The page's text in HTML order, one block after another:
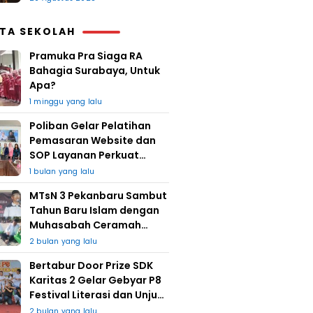
SEKOLAH
Pramuka Pra Siaga RA
Bahagia Surabaya, Untuk
Apa?
1 minggu yang lalu
Poliban Gelar Pelatihan
Pemasaran Website dan
SOP Layanan Perkuat
UMKM Berkat Guru Kapuh
1 bulan yang lalu
MTsN 3 Pekanbaru Sambut
Tahun Baru Islam dengan
Muhasabah Ceramah
Agama
2 bulan yang lalu
Bertabur Door Prize SDK
Karitas 2 Gelar Gebyar P8
Festival Literasi dan Unjuk
Karya